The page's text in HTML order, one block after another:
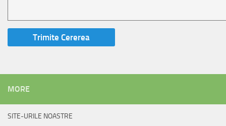
MORE
SITE-URILE NOASTRE